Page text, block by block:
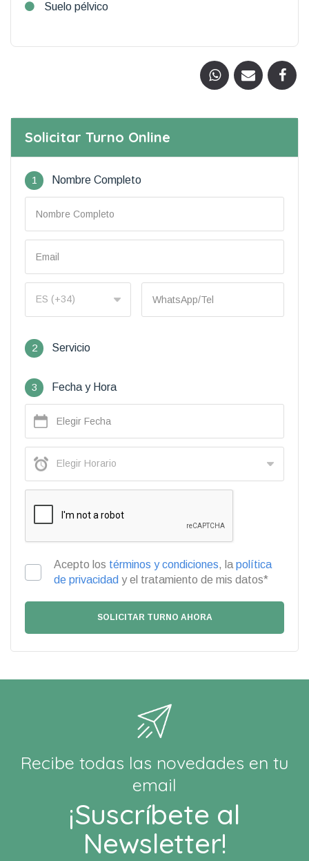
Suelo pélvico
Solicitar Turno Online
1 Nombre Completo
2 Servicio
3 Fecha y Hora
Acepto los términos y condiciones, la política
de privacidad y el tratamiento de mis datos*
Recibe todas las novedades en tu
email
¡Suscríbete al
Newsletter!